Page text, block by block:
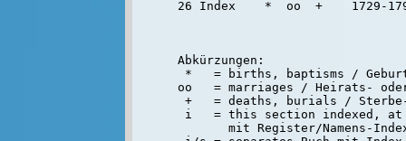
Abkürzungen:
*   = births, baptisms /
oo   = marriages / Heirats-
+   = deaths, burials / Sterbe-
i   = this section indexed,
mit Register/Namens-